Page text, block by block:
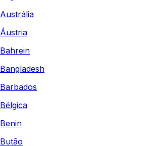
Austrália
Áustria
Bahrein
Bangladesh
Barbados
Bélgica
Benin
Butão